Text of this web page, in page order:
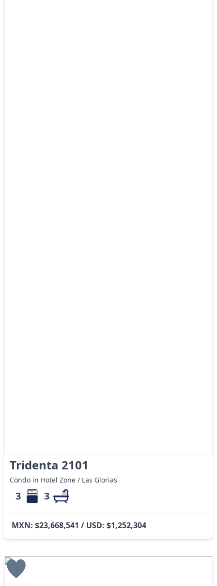
Tridenta 2101
Condo in Hotel Zone / Las Glorias
3 3
MXN: $23,668,541 / USD: $1,252,304